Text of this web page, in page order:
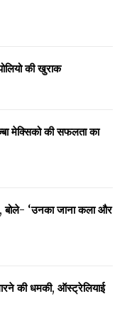
की खुराक
मेक्सिको की सफलता का
बोले- ‘उनका जाना कला और
की धमकी, ऑस्ट्रेलियाई